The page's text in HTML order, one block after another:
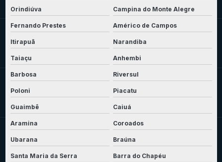
Orindiúva Campina do Monte Alegre
Fernando Prestes Américo de Campos
Itirapuã Narandiba
Taiaçu Anhembi
Barbosa Riversul
Poloni Piacatu
Guaimbê Caiuá
Aramina Coroados
Ubarana Braúna
Santa Maria da Serra Barra do Chapéu